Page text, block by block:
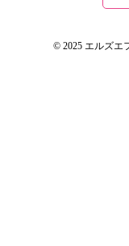
© 2025 エルズエ